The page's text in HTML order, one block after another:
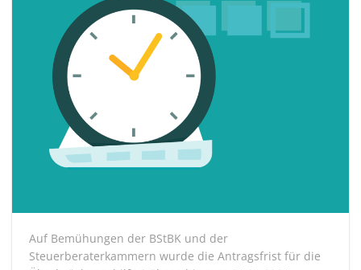
Auf Bemühungen der BStBK und der
Steuerberaterkammern wurde die Antragsfrist für die